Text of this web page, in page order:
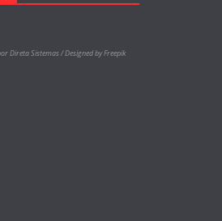
Direta Sistemas /Designed by Freepik